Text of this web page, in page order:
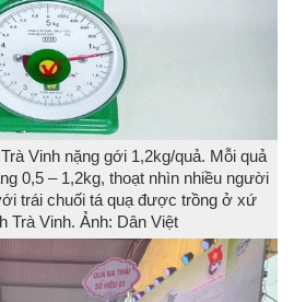
Vinh nặng gới 1,2kg/quả. Mỗi quả
0,5 – 1,2kg, thoạt nhìn nhiều người
trái chuối tá quạ được trồng ở xứ
Trà Vinh. Ảnh: Dân Việt